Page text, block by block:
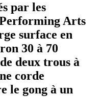
par les
Arts
surface en
30 à 70
deux trous à
corde
le gong à un